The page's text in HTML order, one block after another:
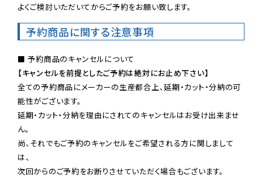
よくご検討いただいてからご予約をお願い致します。
予約商品に関する注意事項
【キャンセルを前提としたご予約は絶対にお止め下さい】
全ての予約商品にメーカーの生産都合上、延期・カット・分納の可
能性がございます。
延期・カット・分納を理由にされてのキャンセルはお受け出来ませ
ん。
尚、それでもご予約のキャンセルをご希望される方に関しまして
は、
次回からのご予約をお断りさせていただく場合もございます。